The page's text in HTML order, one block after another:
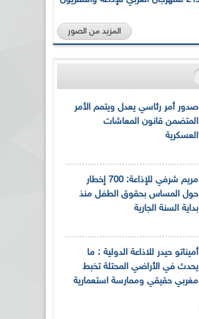
المزيد من الصور
صدور أمر رئاسي يعدل ويتمم الأمر
المتضمن قانون المعاشات
العسكرية
مريم شرفي للإذاعة: 700 إخطار
حول المساس بحقوق الطفل منذ
بداية السنة الجارية
أميناتو حيدر للاذاعة الدولية : ما
يحدث في الأراضي المحتلة تخبط
مغربي حقيقي وممارسة استعمارية